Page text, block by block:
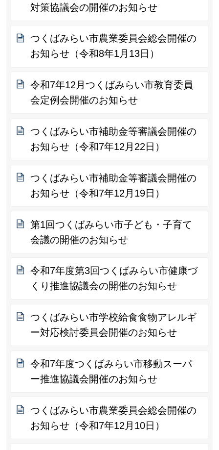
対策協議会の開催のお知らせ
つくばみらい市農業委員会総会開催の
お知らせ（令和8年1月13日）
令和7年12月つくばみらい市教育委員
会定例会開催のお知らせ
つくばみらい市補助金等審議会開催の
お知らせ（令和7年12月22日）
つくばみらい市補助金等審議会開催の
お知らせ（令和7年12月19日）
第1回つくばみらい市子ども・子育て
会議の開催のお知らせ
令和7年度第3回つくばみらい市健康づ
くり推進協議会の開催のお知らせ
つくばみらい市学校給食食物アレルギ
ー対応検討委員会開催のお知らせ
令和7年度つくばみらい市移動スーパ
ー推進協議会開催のお知らせ
つくばみらい市農業委員会総会開催の
お知らせ（令和7年12月10日）